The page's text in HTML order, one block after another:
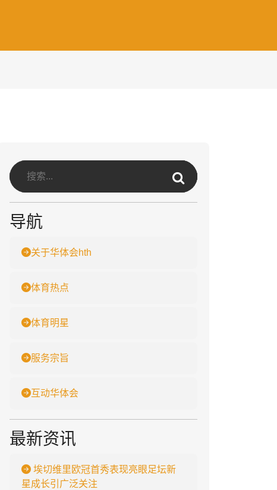
导航
关于华体会hth
体育热点
体育明星
服务宗旨
互动华体会
最新资讯
埃切维里欧冠首秀表现亮眼足坛新
星成长引广泛关注